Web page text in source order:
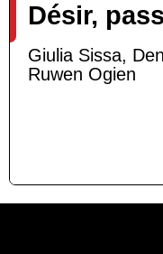
Désir,
Giulia Sissa,
Ruwen Ogien